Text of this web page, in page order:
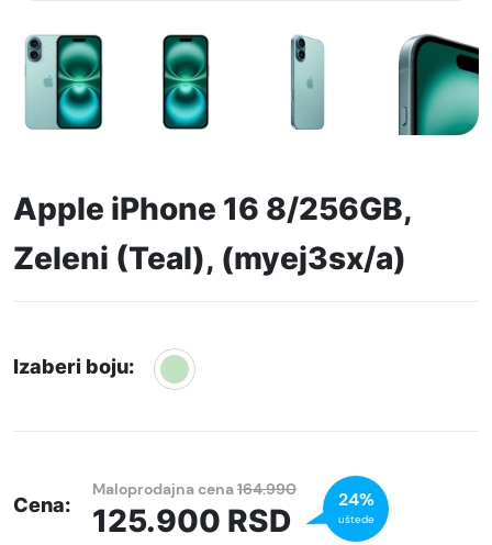
Apple iPhone 16 8/256GB,
Zeleni (Teal), (myej3sx/a)
Izaberi boju:
Cena:
Maloprodajna cena164.990
125.900 RSD
24%
uštede